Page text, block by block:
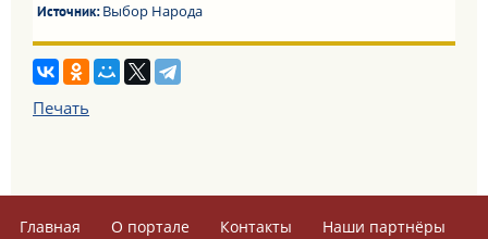
Источник:Выбор Народа
Печать
Главная О портале Контакты
Наши партнёры